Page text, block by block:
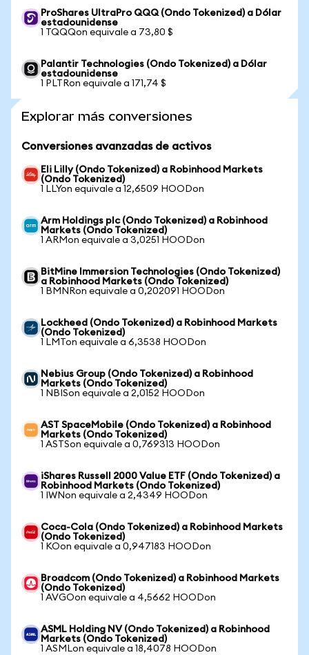
ProShares UltraPro QQQ (Ondo Tokenized) a Dólar
estadounidense
1 TQQQon equivale a 73,80 $
Palantir Technologies (Ondo Tokenized) a Dólar
estadounidense
1 PLTRon equivale a 171,74 $
Explorar más conversiones
Conversiones avanzadas de activos
Eli Lilly (Ondo Tokenized) a Robinhood Markets
(Ondo Tokenized)
1 LLYon equivale a 12,6509 HOODon
Arm Holdings plc (Ondo Tokenized) a Robinhood
Markets (Ondo Tokenized)
1 ARMon equivale a 3,0251 HOODon
BitMine Immersion Technologies (Ondo Tokenized)
a Robinhood Markets (Ondo Tokenized)
1 BMNRon equivale a 0,202091 HOODon
Lockheed (Ondo Tokenized) a Robinhood Markets
(Ondo Tokenized)
1 LMTon equivale a 6,3538 HOODon
Nebius Group (Ondo Tokenized) a Robinhood
Markets (Ondo Tokenized)
1 NBISon equivale a 2,0152 HOODon
AST SpaceMobile (Ondo Tokenized) a Robinhood
Markets (Ondo Tokenized)
1 ASTSon equivale a 0,769313 HOODon
iShares Russell 2000 Value ETF (Ondo Tokenized) a
Robinhood Markets (Ondo Tokenized)
1 IWNon equivale a 2,4349 HOODon
Coca-Cola (Ondo Tokenized) a Robinhood Markets
(Ondo Tokenized)
1 KOon equivale a 0,947183 HOODon
Broadcom (Ondo Tokenized) a Robinhood Markets
(Ondo Tokenized)
1 AVGOon equivale a 4,5662 HOODon
ASML Holding NV (Ondo Tokenized) a Robinhood
Markets (Ondo Tokenized)
1 ASMLon equivale a 18,4078 HOODon